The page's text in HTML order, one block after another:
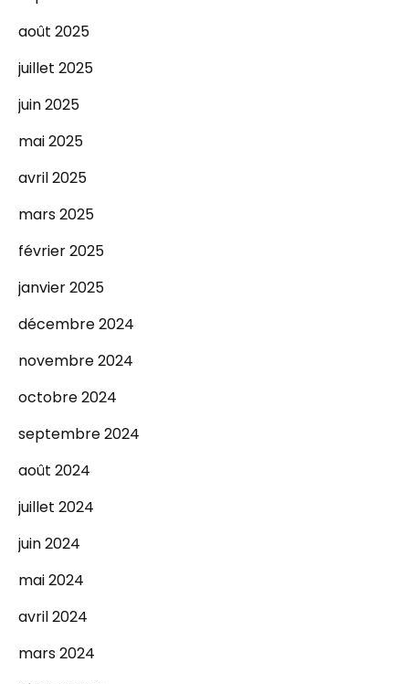
août 2025
juillet 2025
juin 2025
mai 2025
avril 2025
mars 2025
février 2025
janvier 2025
décembre 2024
novembre 2024
octobre 2024
septembre 2024
août 2024
juillet 2024
juin 2024
mai 2024
avril 2024
mars 2024